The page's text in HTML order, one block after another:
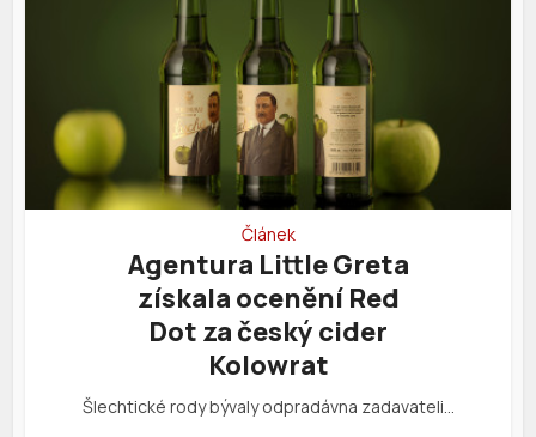
Článek
Agentura Little Greta
získala ocenění Red
Dot za český cider
Kolowrat
Šlechtické rody bývaly odpradávna zadavateli…